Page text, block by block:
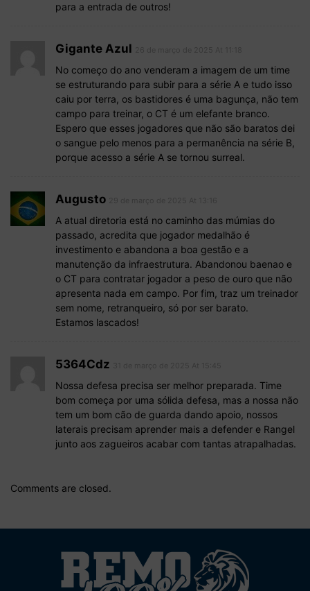
para a entrada de outros!
Gigante Azul
No começo do ano venderam a imagem de um time
se estruturando para subir para a série A e tudo isso
caiu por terra, os bastidores é uma bagunça, não tem
campo para treinar, o CT é um elefante branco.
Espero que esses jogadores que não são baratos dei
o sangue pelo menos para a permanência na série B,
porque acesso a série A se tornou surreal.
Augusto
A atual diretoria está no caminho das múmias do
passado, acredita que jogador medalhão é
investimento e abandona a boa gestão e a
manutenção da infraestrutura. Abandonou baenao e
o CT para contratar jogador a peso de ouro que não
apresenta nada em campo. Por fim, traz um treinador
sem nome, retranqueiro, só por ser barato.
Estamos lascados!
5364Cdz
Nossa defesa precisa ser melhor preparada. Time
bom começa por uma sólida defesa, mas a nossa não
tem um bom cão de guarda dando apoio, nossos
laterais precisam aprender mais a defender e Rangel
junto aos zagueiros acabar com tantas atrapalhadas.
Comments are closed.